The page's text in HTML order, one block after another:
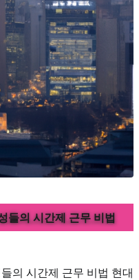
들의 시간제 근무 비법
의 시간제 근무 비법 현대